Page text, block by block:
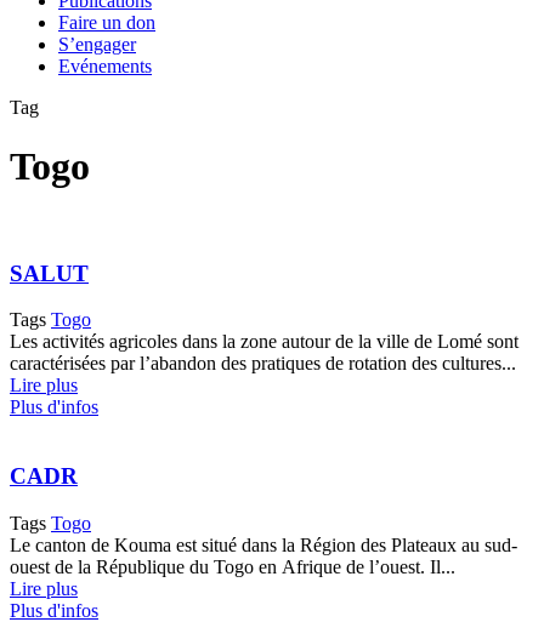
Faire un don
S’engager
Evénements
Tag
Togo
SALUT
Tags Togo
Les activités agricoles dans la zone autour de la ville de Lomé sont
caractérisées par l’abandon des pratiques de rotation des cultures...
Lire plus
Plus d'infos
CADR
Tags Togo
Le canton de Kouma est situé dans la Région des Plateaux au sud-
ouest de la République du Togo en Afrique de l’ouest. Il...
Lire plus
Plus d'infos